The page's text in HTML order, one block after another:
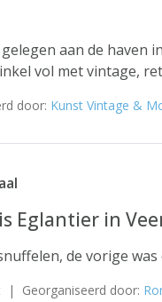
aan de haven
vol met vintage,
door: Kunst Vintage &
Eglantier in
de vorige was
| Georganiseerd door: